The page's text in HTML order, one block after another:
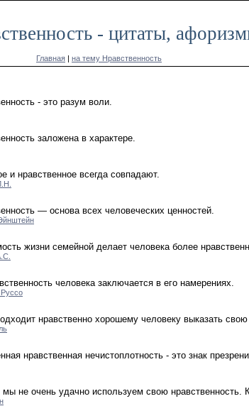
- цитаты,
Главная | на тему Нравственность
- это разум воли.
заложена в характере.
и нравственное всегда совпадают.
— основа всех человеческих ценностей.
жизни семейной делает человека более
человека заключается в его намерениях.
нравственно хорошему человеку выказать свою
нравственная нечистоплотность - это знак
не очень удачно используем свою нравственность.